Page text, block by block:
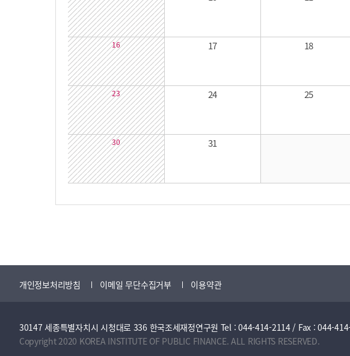
16 17 18
23 24 25
30 31
개인정보처리방침 이메일 무단수집거부 이용약관
30147 세종특별자치시 시청대로 336 한국조세재정연구원 Tel : 044-414-2114 / Fax : 044-
Copyright 2020 KOREA INSTITUTE OF PUBLIC FINANCE. ALL RIGHTS RESERVED.